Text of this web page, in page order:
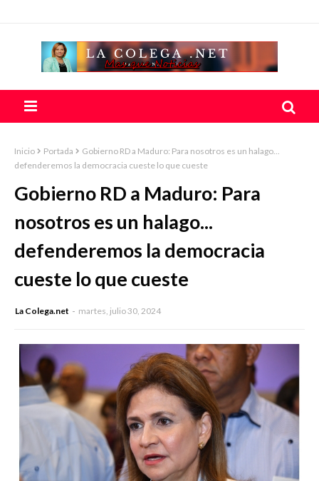
Inicio Portada
Gobierno RD a Maduro: Para nosotros es un halago...
defenderemos la democracia cueste lo que cueste
Gobierno RD a Maduro: Para
nosotros es un halago...
defenderemos la democracia
cueste lo que cueste
La Colega.net martes, julio 30, 2024